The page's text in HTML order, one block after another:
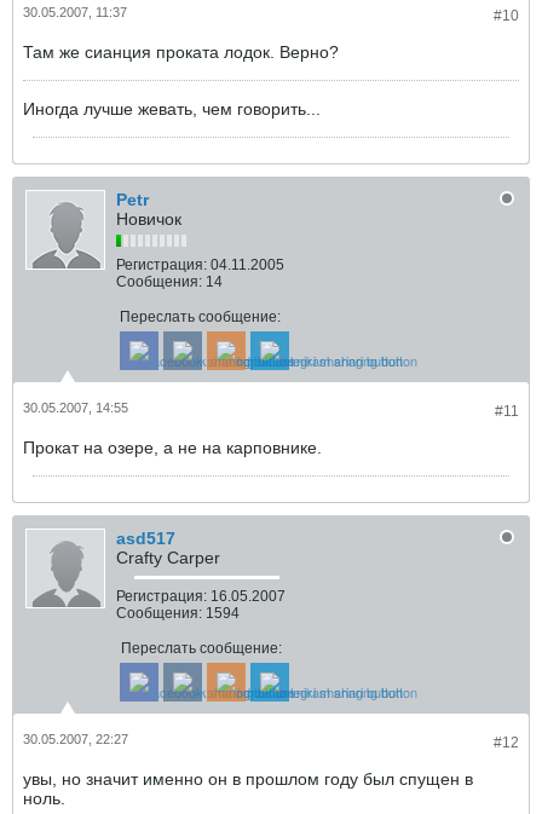
#10
30.05.2007, 11:37
Там же сианция проката лодок. Верно?
Иногда лучше жевать, чем говорить...
Petr
Новичок
Регистрация: 04.11.2005
Сообщения: 14
Переслать сообщение:
#11
30.05.2007, 14:55
Прокат на озере, а не на карповнике.
asd517
Crafty Carper
Регистрация: 16.05.2007
Сообщения: 1594
Переслать сообщение:
#12
30.05.2007, 22:27
увы, но значит именно он в прошлом году был спущен в
ноль.